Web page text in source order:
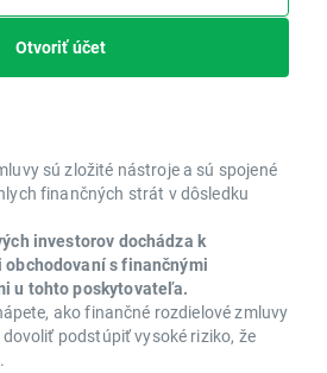
Otvoriť účet
sú zložité nástroje a sú spojené
finančných strát v dôsledku
investorov dochádza k
s finančnými
u tohto poskytovateľa.
ako finančné rozdielové zmluvy
podstúpiť vysoké riziko, že